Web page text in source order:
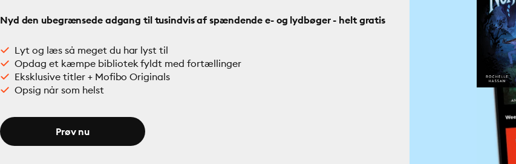
Nyd den ubegrænsede adgang til tusindvis af spændende e- og lydbøger - helt gratis
Lyt og læs så meget du har lyst til
Opdag et kæmpe bibliotek fyldt med fortællinger
Eksklusive titler + Mofibo Originals
Opsig når som helst
Prøv nu